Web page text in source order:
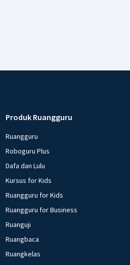
Produk Ruangguru
Ruangguru
Roboguru Plus
Dafa dan Lulu
Kursus for Kids
Ruangguru for Kids
Ruangguru for Business
Ruanguji
Ruangbaca
Ruangkelas